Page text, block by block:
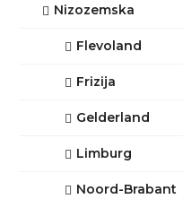
Nizozemska
Flevoland
Frizija
Gelderland
Limburg
Noord-Brabant